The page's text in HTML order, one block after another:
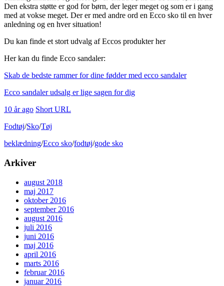
Den ekstra støtte er god for børn, der leger meget og som er i gang
med at vokse meget. Der er med andre ord en Ecco sko til en hver
anledning og en hver situation!
Du kan finde et stort udvalg af Eccos produkter her
Her kan du finde Ecco sandaler:
Skab de bedste rammer for dine fødder med ecco sandaler
Ecco sandaler udsalg er lige sagen for dig
10 år ago Short URL
Fodtøj/Sko/Tøj
beklædning/Ecco sko/fodtøj/gode sko
Arkiver
august 2018
maj 2017
oktober 2016
september 2016
august 2016
juli 2016
juni 2016
maj 2016
april 2016
marts 2016
februar 2016
januar 2016